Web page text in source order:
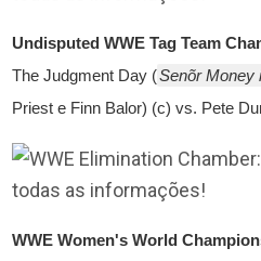
Undisputed WWE Tag Team
The Judgment Day (Senõr Money
Priest e Finn Balor) (c) vs. Pete
WWE Women's World